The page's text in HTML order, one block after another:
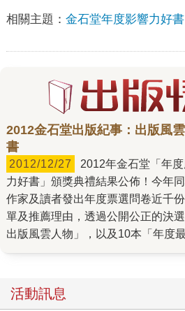
相關主題： 金石堂年度影響力好書
2012金石堂出版紀事：出版風
書
2012/12/27
力好書」頒獎典禮結果公佈！今年
作家及讀者發出年度票選問卷近千
單及推薦理由，透過公開公正的決
出版風雲人物」，以及10本「年度
眼光大膽，操作細膩；小野為全球
支持的慢力量，大直若屈，似弱實
活動訊息